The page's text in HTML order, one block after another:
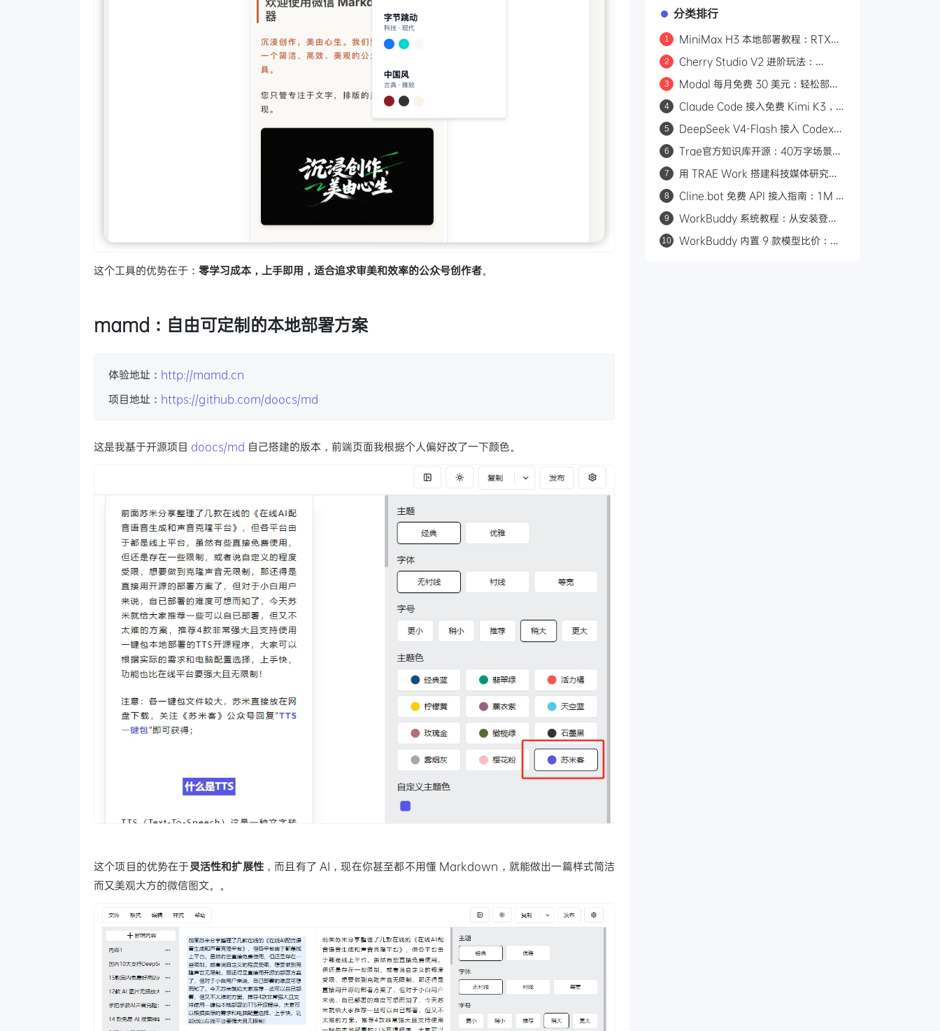
这个工具的优势在于： 零学习成本，上手即用，适合追求审美和效率的公众号创作者。
mamd：自由可定制的本地部署方案
体验地址： http://mamd.cn
项目地址： https://github.com/doocs/md
这是我基于开源项目 doocs/md 自己搭建的版本，前端页面我根据个人偏好改了一下颜色。
这个项目的优势在于灵活性和扩展性 ，而且有了 AI，现在你甚至都不用懂 Markdown，就能做出一篇样式简洁
而又美观大方的微信图文。。
分类排行
1
MiniMax H3 本地部署教程：RTX
2
Cherry Studio V2 进阶玩法：
生态
3
Modal 每月免费 30 美元：轻松部署
4
Claude Code 接入免费 Kimi K3，
5
DeepSeek V4-Flash 接入 Codex：
Luna
6
Trae官方知识库开源：40万字场景化
7
用 TRAE Work 搭建科技媒体研究助
8
Cline.bot 免费 API 接入指南：1M 超
9
WorkBuddy 系统教程：从安装登录
手 AI 桌面助手
10
WorkBuddy 内置 9 款模型比价：